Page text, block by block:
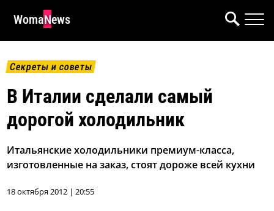
WomaNews
Секреты и советы
В Италии сделали самый
дорогой холодильник
Итальянские холодильники премиум-класса,
изготовленные на заказ, стоят дороже всей кухни
18 октября 2012 | 20:55